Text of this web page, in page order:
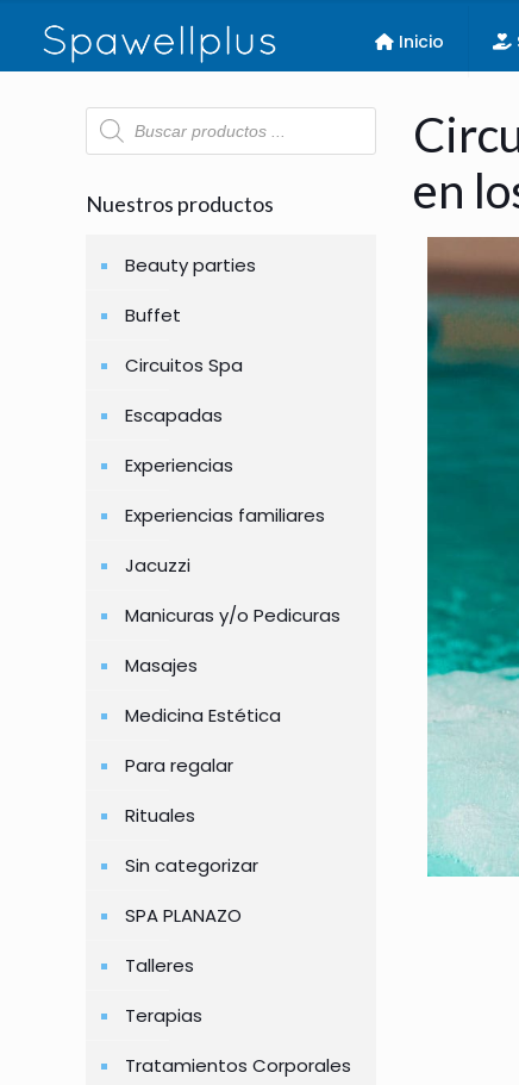
Inicio
en
Búsqueda
de
productos
Nuestros productos
Beauty parties
Buffet
Circuitos Spa
Escapadas
Experiencias
Experiencias familiares
Jacuzzi
Manicuras y/o Pedicuras
Masajes
Medicina Estética
Para regalar
Rituales
Sin categorizar
SPA PLANAZO
Talleres
Terapias
Tratamientos Corporales